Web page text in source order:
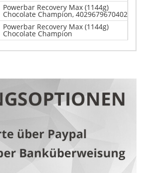
Powerbar Recovery Max (1144g)
Chocolate Champion, 4029679670402
Powerbar Recovery Max (1144g)
Chocolate Champion
können Bewertungen
Sie sich an oder registrieren Sie
(1144g) Chocolate Champion